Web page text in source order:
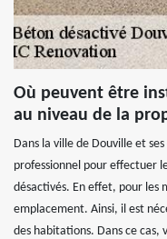
Où peuvent être
au niveau de la
Dans la ville de Douville et
professionnel pour effectuer
désactivés. En effet, pour les
emplacement. Ainsi, il est
des habitations. Dans ce cas,